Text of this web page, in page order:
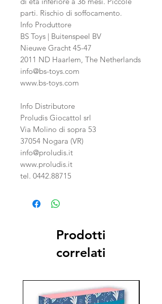
parti. Rischio di soffocamento.
Info Produttore
BS Toys | Buitenspeel BV
Nieuwe Gracht 45-47
2011 ND Haarlem, The Netherlands
info@bs-toys.com
www.bs-toys.com
Info Distributore
Proludis Giocattol srl
Via Molino di sopra 53
37054 Nogara (VR)
info@proludis.it
www.proludis.it
tel. 0442.88715
Prodotti
correlati